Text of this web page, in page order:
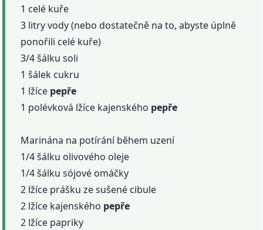
1 celé kuře
3 litry vody (nebo dostatečně na to, abyste úplně
ponořili celé kuře)
3/4 šálku soli
1 šálek cukru
1 lžíce pepře
1 polévková lžíce kajenského pepře
Marinána na potírání během uzení
1/4 šálku olivového oleje
1/4 šálku sójové omáčky
2 lžíce prášku ze sušené cibule
2 lžíce kajenského pepře
2 lžíce papriky